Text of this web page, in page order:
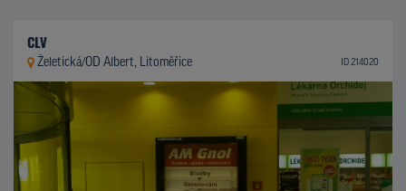
CLV
Želetická/OD Albert, Litoměřice ID 214020